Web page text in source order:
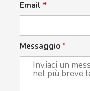
Email *
Messaggio *